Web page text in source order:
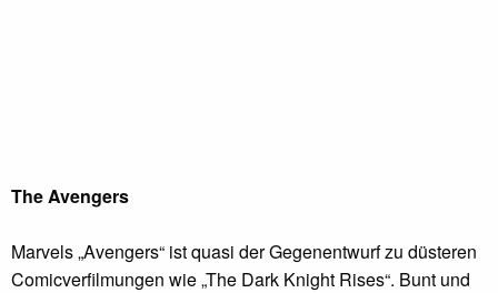
The Avengers
Marvels „Avengers“ ist quasi der Gegenentwurf zu düsteren
Comicverfilmungen wie „The Dark Knight Rises“. Bunt und